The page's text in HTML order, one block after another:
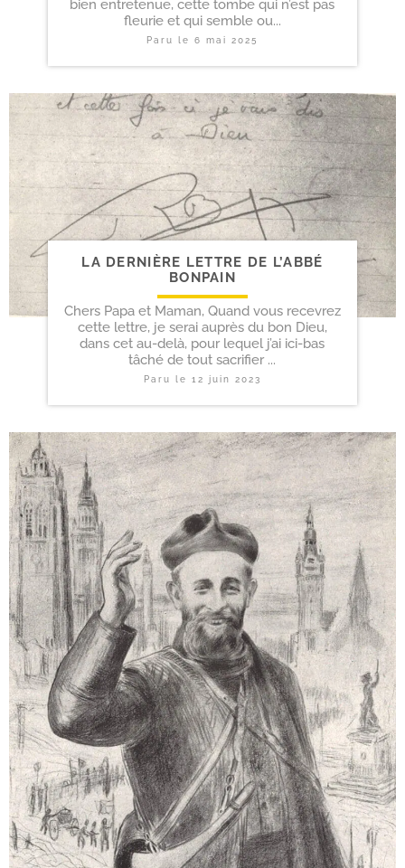
bien entretenue, cette tombe qui n’est pas
fleurie et qui semble ou...
Paru le6 mai 2025
LA DERNIÈRE LETTRE DE L’ABBÉ
BONPAIN
Chers Papa et Maman, Quand vous recevrez
cette lettre, je serai auprès du bon Dieu,
dans cet au-delà, pour lequel j’ai ici-bas
tâché de tout sacrifier ...
Paru le 12 juin 2023